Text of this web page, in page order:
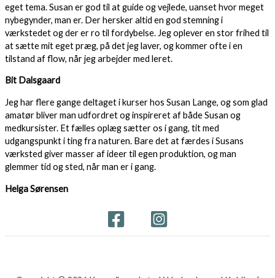
eget tema. Susan er god til at guide og vejlede, uanset hvor meget
nybegynder, man er. Der hersker altid en god stemning i
værkstedet og der er ro til fordybelse. Jeg oplever en stor frihed til
at sætte mit eget præg, på det jeg laver, og kommer ofte i en
tilstand af flow, når jeg arbejder med leret.
Bit Dalsgaard
Jeg har flere gange deltaget i kurser hos Susan Lange, og som glad
amatør bliver man udfordret og inspireret af både Susan og
medkursister. Et fælles oplæg sætter os i gang, tit med
udgangspunkt i ting fra naturen. Bare det at færdes i Susans
værksted giver masser af ideer til egen produktion, og man
glemmer tid og sted, når man er i gang.
Helga Sørensen